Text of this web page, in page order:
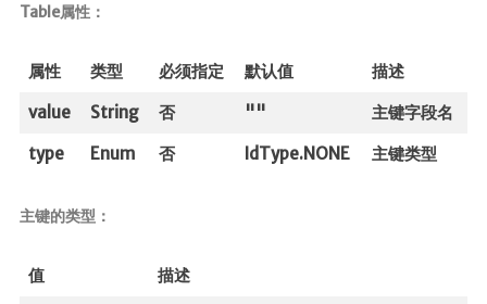
Table属性：
属性 类型 必须指定 默认值
描述
value
String 否 ""
主键字段名
type
Enum 否 IdType.NONE 主键类型
主键的类型：
值
描述